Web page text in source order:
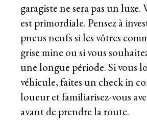
garagiste ne sera pas un luxe.
est primordiale. Pensez à
pneus neufs si les vôtres
grise mine ou si vous
une longue période. Si vous
véhicule, faites un check in
loueur et familiarisez-vous
avant de prendre la route.